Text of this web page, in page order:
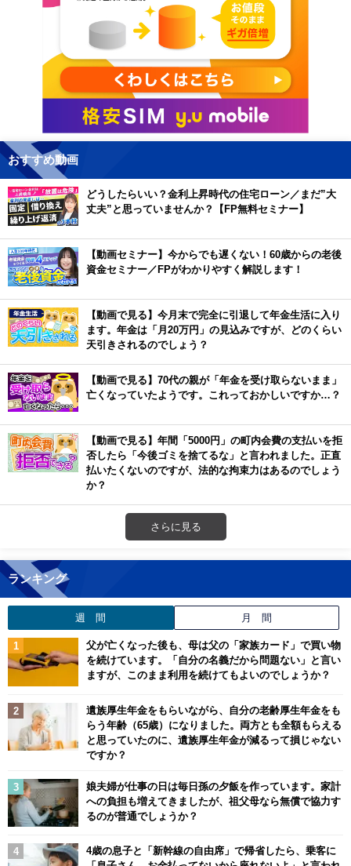
おすすめ動画
どうしたらいい？金利上昇時代の住宅ローン／まだ”大
丈夫”と思っていませんか？【FP無料セミナー】
【動画セミナー】今からでも遅くない！60歳からの老後
資金セミナー／FPがわかりやすく解説します！
【動画で見る】今月末で完全に引退して年金生活に入り
ます。年金は「月20万円」の見込みですが、どのくらい
天引きされるのでしょう？
【動画で見る】70代の親が「年金を受け取らないまま」
亡くなっていたようです。これっておかしいですか…？
【動画で見る】年間「5000円」の町内会費の支払いを拒
否したら「今後ゴミを捨てるな」と言われました。正直
払いたくないのですが、法的な拘束力はあるのでしょう
か？
さらに見る
ランキング
週 間 月 間
父が亡くなった後も、母は父の「家族カード」で買い物
を続けています。「自分の名義だから問題ない」と言い
ますが、このまま利用を続けてもよいのでしょうか？
遺族厚生年金をもらいながら、自分の老齢厚生年金をも
らう年齢（65歳）になりました。両方とも全額もらえる
と思っていたのに、遺族厚生年金が減るって損じゃない
ですか？
娘夫婦が仕事の日は毎日孫の夕飯を作っています。家計
への負担も増えてきましたが、祖父母なら無償で協力す
るのが普通でしょうか？
4歳の息子と「新幹線の自由席」で帰省したら、乗客に